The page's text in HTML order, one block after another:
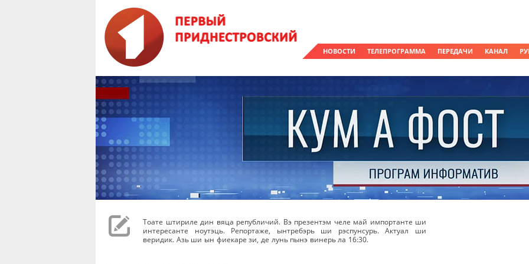
НОВОСТИ ТЕЛЕПРОГРАММА ПЕРЕДАЧИ КАНАЛ
Тоате штириле дин вяца републичий. Вэ презентэм челе май импортанте ши
интересанте ноутэць. Репортаже, ынтребэрь ши рэспунсурь. Актуал ши
веридик. Азь ши ын фиекаре зи, де лунь пынэ винерь ла 16:30.